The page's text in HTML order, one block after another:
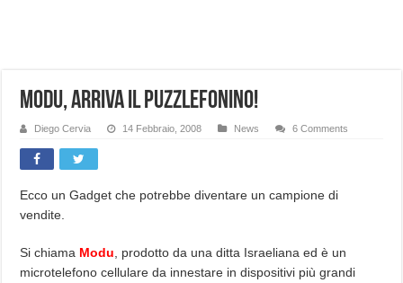
Cecotec Millor, recensione della mountain bike elettrica biammortizzata.
BENKS OMNIWARRIOR: Più di un semplice vetro temperato!
Brondi Amico Vero 4G: Focus su SOS, sicurezza e controllo da remoto.
Modu, arriva il puzzlefonino!
Diego Cervia 14 Febbraio, 2008 News 6 Comments
Ecco un Gadget che potrebbe diventare un campione di
vendite.
Si chiama Modu , prodotto da una ditta Israeliana ed è un
microtelefono cellulare da innestare in dispositivi più grandi